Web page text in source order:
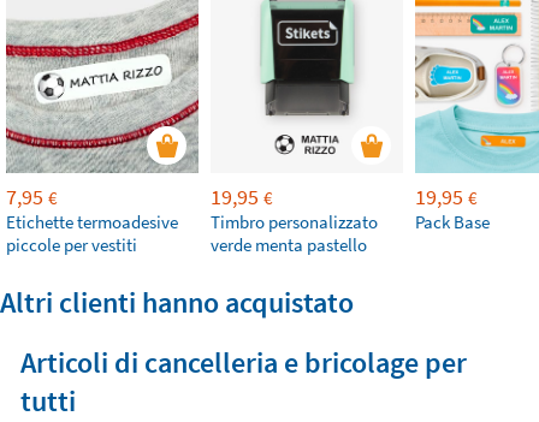
7,95 €
Etichette termoadesive
piccole per vestiti
19,95 €
Timbro personalizzato
verde menta pastello
19,95 €
Pack Base
Altri clienti hanno acquistato
Articoli di cancelleria e bricolage per
tutti